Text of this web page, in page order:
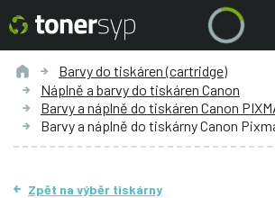
Barvy do tiskáren (cartridge)
Náplně a barvy do tiskáren Canon
Barvy a náplně do tiskáren Canon
Barvy a náplně do tiskárny Canon
Zpět na výběr tiskárny